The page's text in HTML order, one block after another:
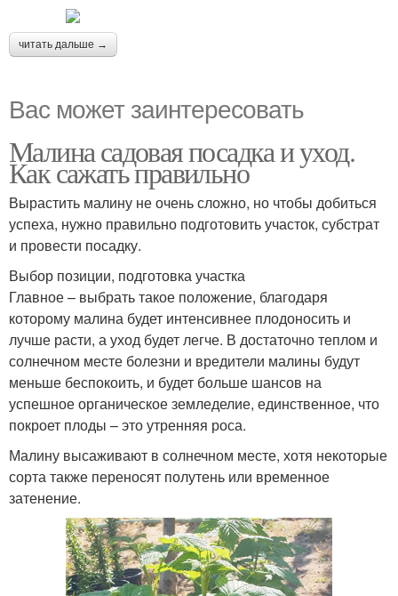
читать дальше →
Вас может заинтересовать
Малина садовая посадка и уход.
Как сажать правильно
Вырастить малину не очень сложно, но чтобы добиться
успеха, нужно правильно подготовить участок, субстрат
и провести посадку.
Выбор позиции, подготовка участка
Главное – выбрать такое положение, благодаря
которому малина будет интенсивнее плодоносить и
лучше расти, а уход будет легче. В достаточно теплом и
солнечном месте болезни и вредители малины будут
меньше беспокоить, и будет больше шансов на
успешное органическое земледелие, единственное, что
покроет плоды – это утренняя роса.
Малину высаживают в солнечном месте, хотя некоторые
сорта также переносят полутень или временное
затенение.